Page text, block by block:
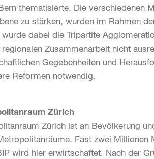
thematisierte. Die verschiedenen
zu stärken, wurden im Rahmen
wurde dabei die Tripartite
Zusammenarbeit nicht
Gegebenheiten und
Reformen notwendig.
Zürich
Zürich ist an Bevölkerung
Fast zwei Millionen
wird hier erwirtschaftet. Nach der